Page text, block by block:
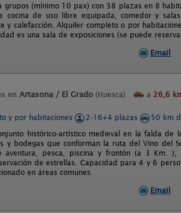
grupos (mínimo 10 pax) con 38 plazas en 8
cocina de uso libre equipada, comedor y
y calefacción. Alquiler completo o por
es una sala de exposiciones (se puede
Email
en Artasona / El Grado (Huesca) a 26,6
y por habitaciones 2-16+4 plazas
50 km
histórico-artístico medieval en la falda de
y bodegas que conforman la ruta del Vino del
aventura, pesca, piscina y frontón (a 3 Km.
de estrellas. Capacidad para 4 y 6
en áreas comunes.
Email